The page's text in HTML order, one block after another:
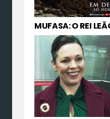
MUFASA: O REI